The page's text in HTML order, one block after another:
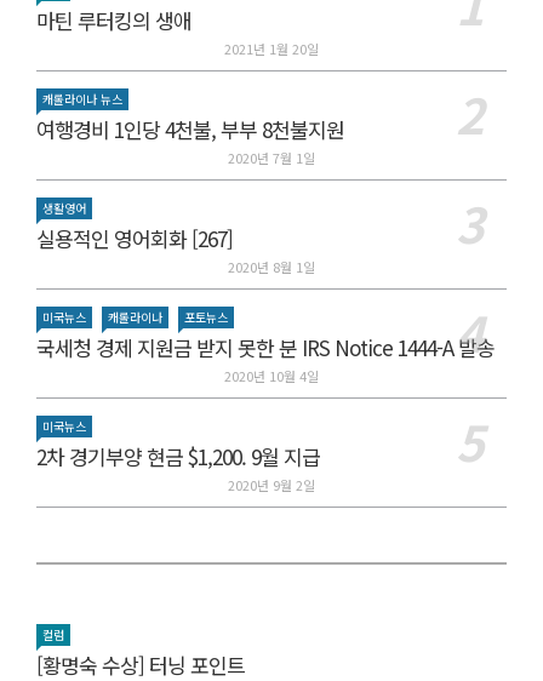
마틴 루터킹의 생애
2021년 1월 20일
캐롤라이나 뉴스
여행경비 1인당 4천불, 부부 8천불지원
2020년 7월 1일
생활영어
실용적인 영어회화 [267]
2020년 8월 1일
미국뉴스 캐롤라이나 포토뉴스
국세청 경제 지원금 받지 못한 분 IRS Notice 1444-A 발송
2020년 10월 4일
미국뉴스
2차 경기부양 현금 $1,200. 9월 지급
2020년 9월 2일
컬럼
[황명숙 수상] 터닝 포인트